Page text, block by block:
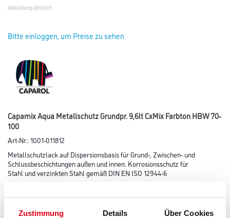
Zustimmung Details Über Cookies
Abbildung ähnlich
Bitte einloggen, um Preise zu sehen
Capamix Aqua Metallschutz Grundpr. 9,6lt CxMix Farbton HBW 70-
100
Art-Nr.:1001-011812
Metallschutzlack auf Dispersionsbasis für Grund-, Zwischen- und
Schlussbeschichtungen außen und innen. Korrosionsschutz für
Stahl und verzinkten Stahl gemäß DIN EN ISO 12944-6
Farbtonbezeichnung